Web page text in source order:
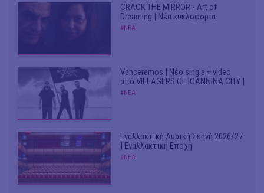
CRACK THE MIRROR - Art of
Dreaming | Νέα κυκλοφορία
#ΝΕΑ
Venceremos | Νέο single + video
από VILLAGERS OF IOANNINA CITY |
#ΝΕΑ
Εναλλακτική Λυρική Σκηνή 2026/27
| Εναλλακτική Εποχή
#ΝΕΑ